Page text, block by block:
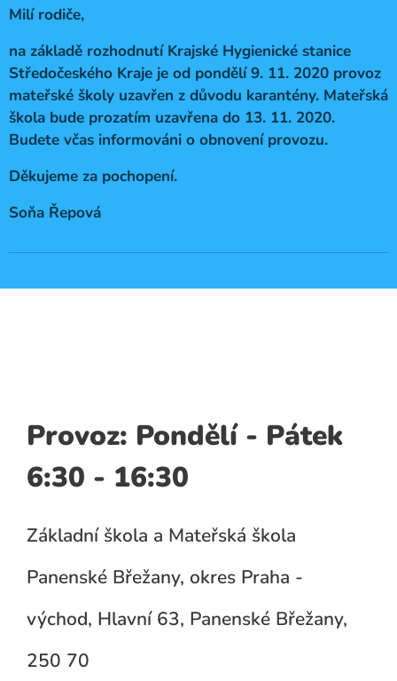
Milí rodiče,
na základě rozhodnutí Krajské Hygienické stanice
Středočeského Kraje je od pondělí 9. 11. 2020 provoz
mateřské školy uzavřen z důvodu karantény. Mateřská
škola bude prozatím uzavřena do 13. 11. 2020.
Budete včas informováni o obnovení provozu.
Děkujeme za pochopení.
Soňa Řepová
Provoz: Pondělí - Pátek
6:30 - 16:30
Základní škola a Mateřská škola
Panenské Břežany, okres Praha -
východ, Hlavní 63, Panenské Břežany,
250 70